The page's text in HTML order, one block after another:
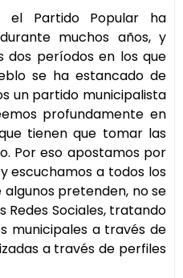
el Partido Popular ha
muchos años, y
dos períodos en los que
se ha estancado de
un partido municipalista
profundamente en
tienen que tomar las
Por eso apostamos por
escuchamos a todos los
algunos pretenden, no se
Redes Sociales, tratando
municipales a través de
a través de perfiles